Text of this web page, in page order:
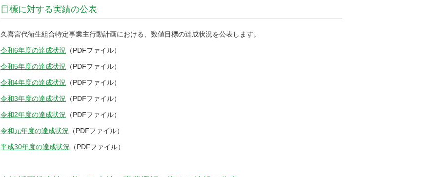
目標に対する実績の公表
久喜宮代衛生組合特定事業主行動計画における、数値目標の達成状況を公表します。
令和6年度の達成状況 （PDFファイル）
令和5年度の達成状況 （PDFファイル）
令和4年度の達成状況 （PDFファイル）
令和3年度の達成状況 （PDFファイル）
令和2年度の達成状況 （PDFファイル）
令和元年度の達成状況 （PDFファイル）
平成30年度の達成状況 （PDFファイル）